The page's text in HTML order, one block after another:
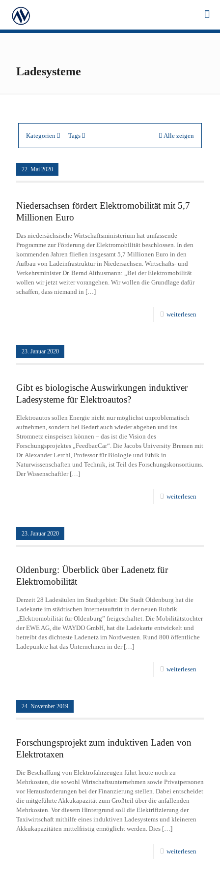
Ladesysteme
Kategorien Tags Alle zeigen
22. Mai 2020
Niedersachsen fördert Elektromobilität mit 5,7
Millionen Euro
Das niedersächsische Wirtschaftsministerium hat umfassende
Programme zur Förderung der Elektromobilität beschlossen. In den
kommenden Jahren fließen insgesamt 5,7 Millionen Euro in den
Aufbau von Ladeinfrastruktur in Niedersachsen. Wirtschafts- und
Verkehrsminister Dr. Bernd Althusmann: „Bei der Elektromobilität
wollen wir jetzt weiter vorangehen. Wir wollen die Grundlage dafür
schaffen, dass niemand in […]
weiterlesen
23. Januar 2020
Gibt es biologische Auswirkungen induktiver
Ladesysteme für Elektroautos?
Elektroautos sollen Energie nicht nur möglichst unproblematisch
aufnehmen, sondern bei Bedarf auch wieder abgeben und ins
Stromnetz einspeisen können – das ist die Vision des
Forschungsprojektes „FeedbacCar“. Die Jacobs University Bremen mit
Dr. Alexander Lerchl, Professor für Biologie und Ethik in
Naturwissenschaften und Technik, ist Teil des Forschungskonsortiums.
Der Wissenschaftler[…]
weiterlesen
23. Januar 2020
Oldenburg: Überblick über Ladenetz für
Elektromobilität
Derzeit 28 Ladesäulen im Stadtgebiet: Die Stadt Oldenburg hat die
Ladekarte im städtischen Internetauftritt in der neuen Rubrik
„Elektromobilität für Oldenburg” freigeschaltet. Die Mobilitätstochter
der EWE AG, die WAYDO GmbH, hat die Ladekarte entwickelt und
betreibt das dichteste Ladenetz im Nordwesten. Rund 800 öffentliche
Ladepunkte hat das Unternehmen in der[…]
weiterlesen
24. November 2019
Forschungsprojekt zum induktiven Laden von
Elektrotaxen
Die Beschaffung von Elektrofahrzeugen führt heute noch zu
Mehrkosten, die sowohl Wirtschaftsunternehmen sowie Privatpersonen
vor Herausforderungen bei der Finanzierung stellen. Dabei entscheidet
die mitgeführte Akkukapazität zum Großteil über die anfallenden
Mehrkosten. Vor diesem Hintergrund soll die Elektrifizierung der
Taxiwirtschaft mithilfe eines induktiven Ladesystems und kleineren
Akkukapazitäten mittelfristig ermöglicht werden. Dies […]
weiterlesen